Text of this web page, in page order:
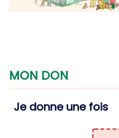
MON DON
Je donne une fois